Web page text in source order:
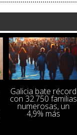
Galicia bate récord
con 32.750 familias
numerosas, un
4,9% más